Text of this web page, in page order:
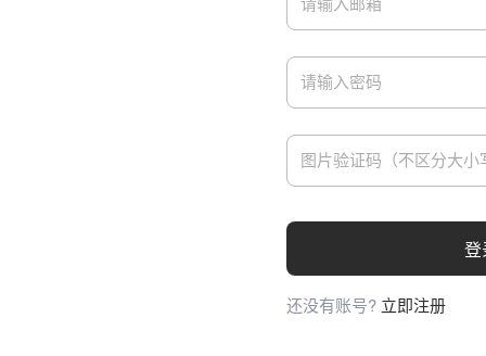
登
还没有账号? 立即注册